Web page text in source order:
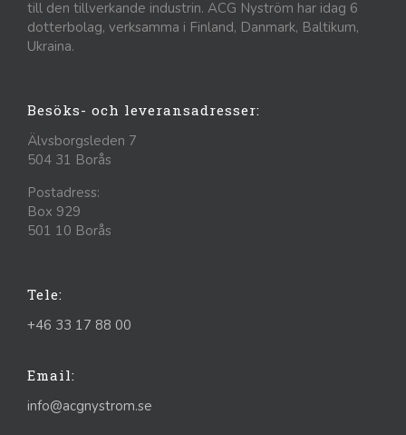
till den tillverkande industrin. ACG Nyström har idag 6
dotterbolag, verksamma i Finland, Danmark, Baltikum,
Ukraina.
Besöks- och leveransadresser:
Älvsborgsleden 7
504 31 Borås
Postadress:
Box 929
501 10 Borås
Tele:
+46 33 17 88 00
Email:
info@acgnystrom.se